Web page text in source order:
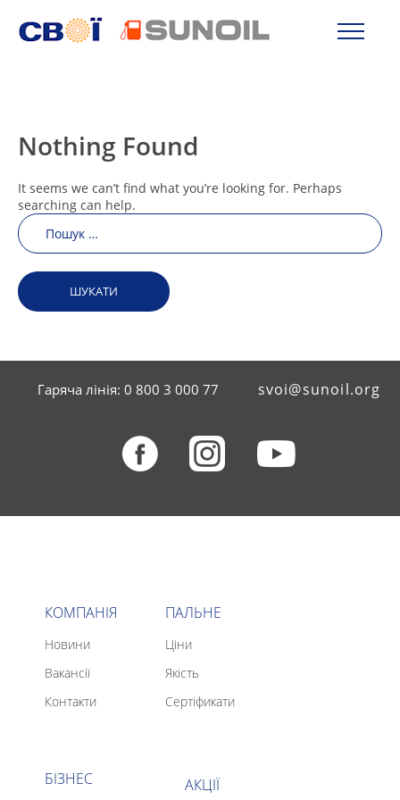
Nothing Found
It seems we can’t find what you’re looking for. Perhaps
searching can help.
Пошук:
Гаряча лінія: 0 800 3 000 77 svoi@sunoil.org
КОМПАНІЯ
Новини
Вакансії
Контакти
ПАЛЬНЕ
Ціни
Якість
Сертіфикати
БІЗНЕС АКЦІЇ